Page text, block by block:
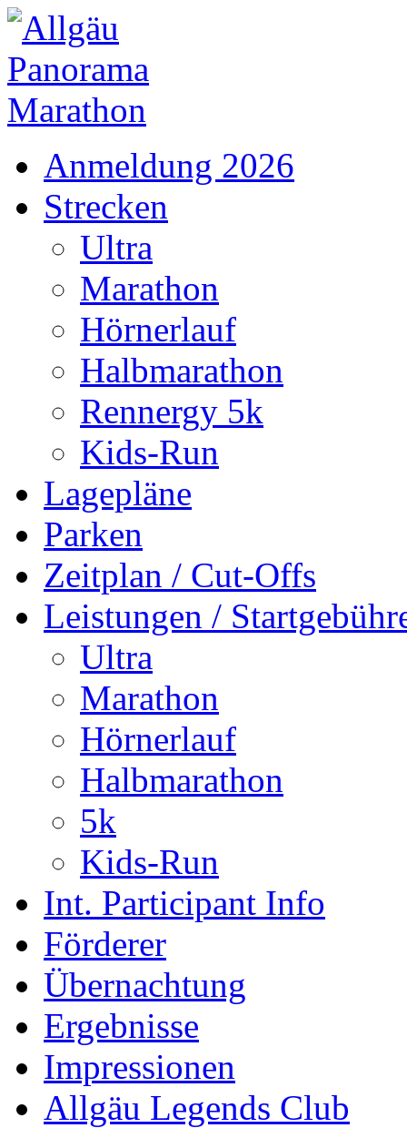
Anmeldung 2026
Strecken
Ultra
Marathon
Hörnerlauf
Halbmarathon
Rennergy 5k
Kids-Run
Lagepläne
Parken
Zeitplan / Cut-Offs
Leistungen /
Ultra
Marathon
Hörnerlauf
Halbmarathon
5k
Kids-Run
Int. Participant Info
Förderer
Übernachtung
Ergebnisse
Impressionen
Allgäu Legends Club